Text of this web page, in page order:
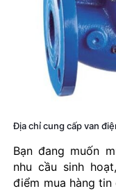
Địa chỉ cung cấp van
Bạn đang muốn
nhu cầu sinh
điểm mua hàng tin